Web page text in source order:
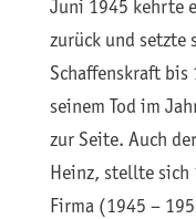
Juni 1945 kehrte
zurück und setzte
Schaffenskraft bis
seinem Tod im
zur Seite. Auch
Heinz, stellte sich
Firma (1945 –